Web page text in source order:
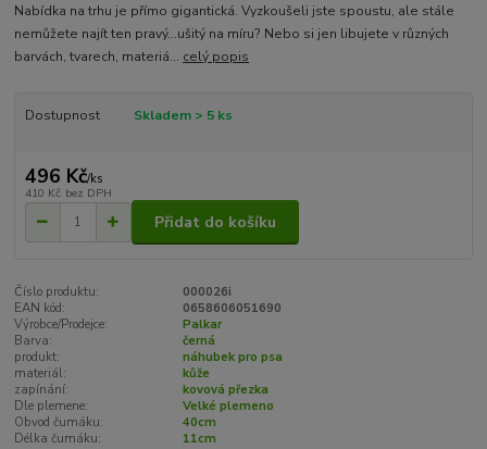
Nabídka na trhu je přímo gigantická. Vyzkoušeli jste spoustu, ale stále
nemůžete najít ten pravý...ušitý na míru? Nebo si jen libujete v různých
barvách, tvarech, materiá... celý popis
Dostupnost Skladem > 5 ks
496 Kč/ks
410 Kč bez DPH
Přidat do košíku
Číslo produktu:
000026i
EAN kód:
0658606051690
Výrobce/Prodejce:
Palkar
Barva:
černá
produkt:
náhubek pro psa
materiál:
kůže
zapínání:
kovová přezka
Dle plemene:
Velké plemeno
Obvod čumáku:
40cm
Délka čumáku:
11cm